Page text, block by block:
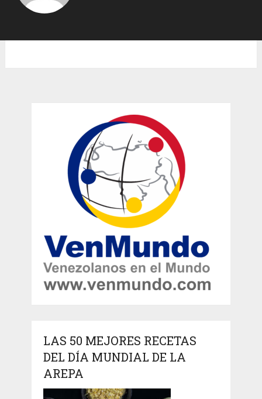
LAS 50 MEJORES RECETAS
DEL DÍA MUNDIAL DE LA
AREPA